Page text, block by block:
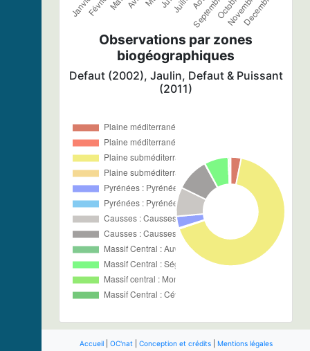
Observations par zones
biogéographiques
Defaut (2002), Jaulin, Defaut & Puissant
(2011)
Accueil| OC'nat| Conception et crédits| Mentions légales